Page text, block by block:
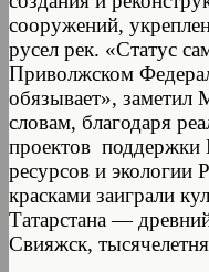
сооружений,
русел рек. «Статус
Приволжском
обязывает», заметил
словам, благодаря
проектов поддержки
ресурсов и экологии
красками заиграли
Татарстана —
Свияжск,